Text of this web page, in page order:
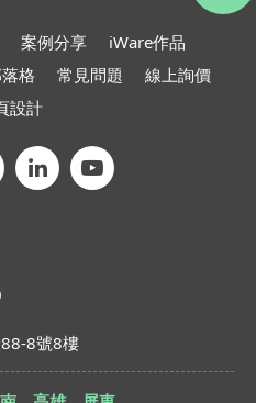
案例分享
iWare作品
格 常見問題
線上詢價
設計
8號8樓